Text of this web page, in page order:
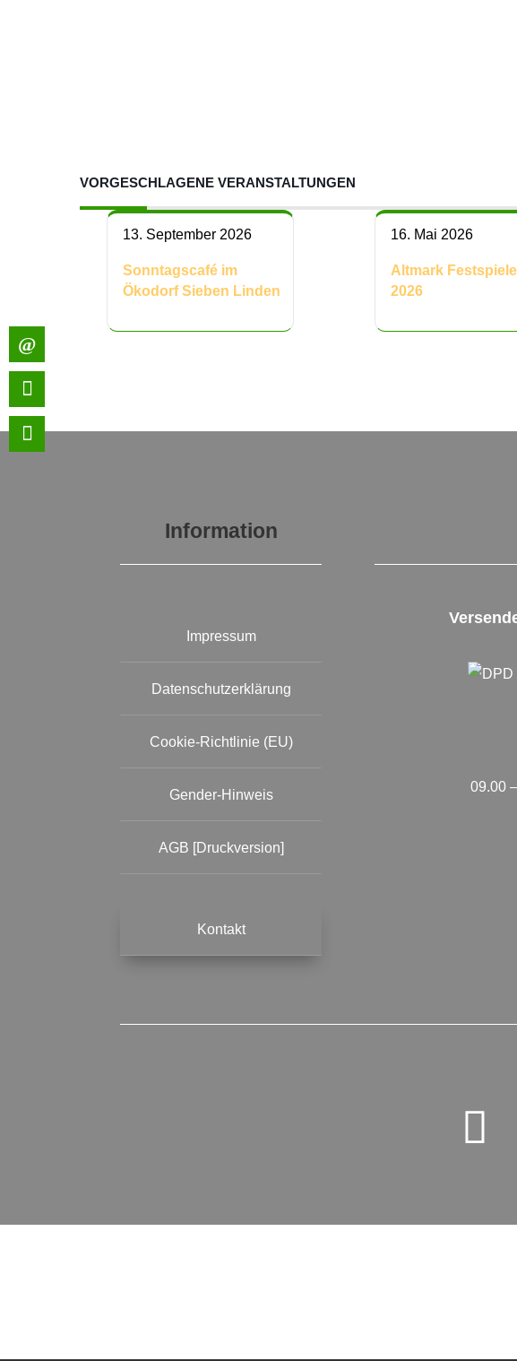
VORGESCHLAGENE VERANSTALTUNGEN
13. September 2026
Sonntagscafé im
Ökodorf Sieben Linden
16. Mai 2026
Altmark Festspiele
2026
Information
Impressum
Datenschutzerklärung
Cookie-Richtlinie (EU)
Gender-Hinweis
AGB [Druckversion]
Kontakt
09.00